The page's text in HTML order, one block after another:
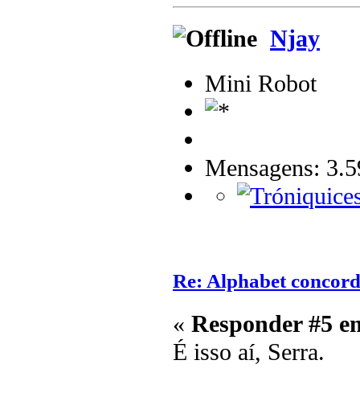
Njay
Mini Robot
Mensagens:
Re: Alphabet
« Responder #5
É isso aí, Serra.